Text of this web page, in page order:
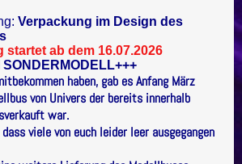
Verpackung im Design des
startet ab dem 16.07.2026
SONDERMODELL+++
haben, gab es Anfang März
von Univers der bereits innerhalb
war.
viele von euch leider leer ausgegangen